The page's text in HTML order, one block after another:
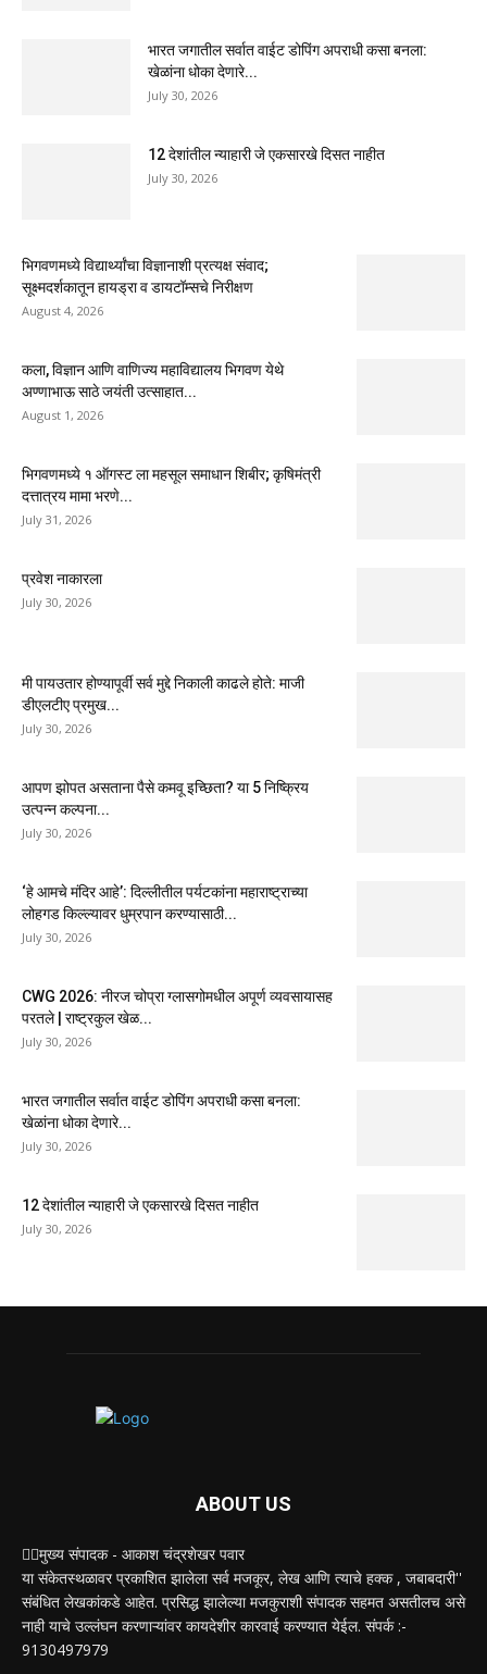
भारत जगातील सर्वात वाईट डोपिंग अपराधी कसा बनला:
खेळांना धोका देणारे...
July 30, 2026
12 देशांतील न्याहारी जे एकसारखे दिसत नाहीत
July 30, 2026
भिगवणमध्ये विद्यार्थ्यांचा विज्ञानाशी प्रत्यक्ष संवाद;
सूक्ष्मदर्शकातून हायड्रा व डायटॉम्सचे निरीक्षण
August 4, 2026
कला, विज्ञान आणि वाणिज्य महाविद्यालय भिगवण येथे
अण्णाभाऊ साठे जयंती उत्साहात...
August 1, 2026
भिगवणमध्ये १ ऑगस्ट ला महसूल समाधान शिबीर; कृषिमंत्री
दत्तात्रय मामा भरणे...
July 31, 2026
प्रवेश नाकारला
July 30, 2026
मी पायउतार होण्यापूर्वी सर्व मुद्दे निकाली काढले होते: माजी
डीएलटीए प्रमुख...
July 30, 2026
आपण झोपत असताना पैसे कमवू इच्छिता? या 5 निष्क्रिय
उत्पन्न कल्पना...
July 30, 2026
‘हे आमचे मंदिर आहे’: दिल्लीतील पर्यटकांना महाराष्ट्राच्या
लोहगड किल्ल्यावर धुम्रपान करण्यासाठी...
July 30, 2026
CWG 2026: नीरज चोप्रा ग्लासगोमधील अपूर्ण व्यवसायासह
परतले | राष्ट्रकुल खेळ...
July 30, 2026
भारत जगातील सर्वात वाईट डोपिंग अपराधी कसा बनला:
खेळांना धोका देणारे...
July 30, 2026
12 देशांतील न्याहारी जे एकसारखे दिसत नाहीत
July 30, 2026
ABOUT US
✍🏻मुख्य संपादक - आकाश चंद्रशेखर पवार
या संकेतस्थळावर प्रकाशित झालेला सर्व मजकूर, लेख आणि त्याचे हक्क , जबाबदारी''
संबंधित लेखकांकडे आहेत. प्रसिद्ध झालेल्या मजकुराशी संपादक सहमत असतीलच असे
नाही याचे उल्लंघन करणाऱ्यांवर कायदेशीर कारवाई करण्यात येईल. संपर्क :-
9130497979